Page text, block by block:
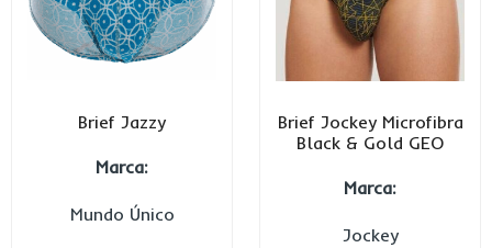
Brief Jazzy
Marca:
Mundo Único
Brief Jockey Microfibra
Black & Gold GEO
Marca:
Jockey